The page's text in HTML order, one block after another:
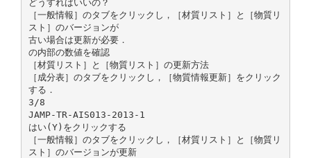
どうすればいいの？
［一般情報］のタブをクリックし，［材質リスト］と［物質リ
スト］のバージョンが
古い場合は更新が必要．
の内部の数値を確認
［材質リスト］と［物質リスト］の更新方法
［成分表］のタブをクリックし，［物質情報更新］をクリック
する．
3/8
JAMP-TR-AIS013-2013-1
はい(Y)をクリックする
［一般情報］のタブをクリックし，［材質リスト］と［物質リ
スト］のバージョンが更新